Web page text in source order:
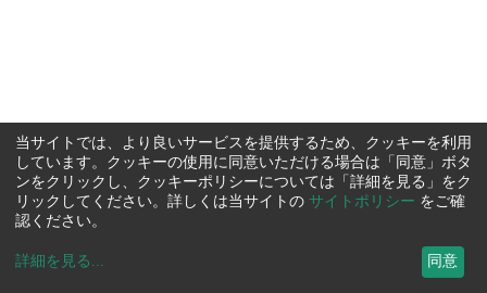
当サイトでは、より良いサービスを提供するため、クッキーを利用
しています。クッキーの使用に同意いただける場合は「同意」ボタ
ンをクリックし、クッキーポリシーについては「詳細を見る」をク
リックしてください。詳しくは当サイトの サイトポリシー をご確
認ください。
詳細を見る ... 同意